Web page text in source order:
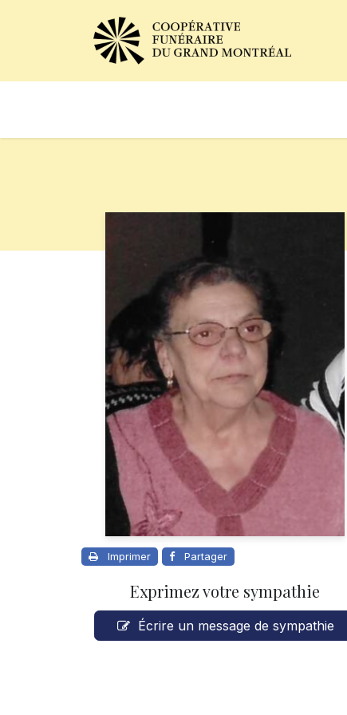
Imprimer Partager
Exprimez votre sympathie
Écrire un message de sympathie